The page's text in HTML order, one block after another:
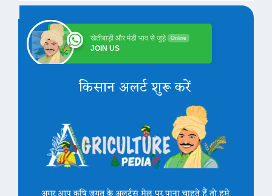
खेतीबाड़ी और मंडी भाव से जुड़े Online
JOIN US
किसान अलर्ट शुरू करें